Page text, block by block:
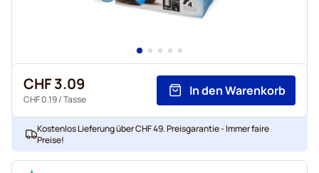
CHF 3.09
CHF 0.19/ Tasse
In den Warenkorb
Kostenlos Lieferung über CHF 49. Preisgarantie - Immer faire
Preise!